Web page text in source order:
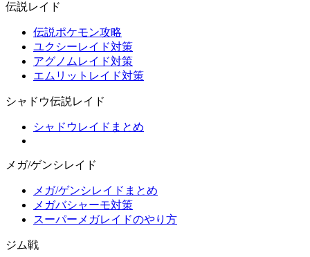
伝説レイド
伝説ポケモン攻略
ユクシーレイド対策
アグノムレイド対策
エムリットレイド対策
シャドウ伝説レイド
シャドウレイドまとめ
メガ/ゲンシレイド
メガ/ゲンシレイドまとめ
メガバシャーモ対策
スーパーメガレイドのやり方
ジム戦